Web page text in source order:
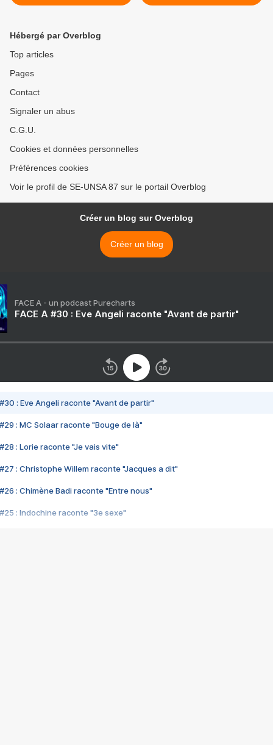
Hébergé par Overblog
Top articles
Pages
Contact
Signaler un abus
C.G.U.
Cookies et données personnelles
Préférences cookies
Voir le profil de SE-UNSA 87 sur le portail Overblog
Créer un blog sur Overblog
Créer un blog
FACE A - un podcast Purecharts
FACE A #30 : Eve Angeli raconte "Avant de partir"
#30 : Eve Angeli raconte "Avant de partir"
#29 : MC Solaar raconte "Bouge de là"
#28 : Lorie raconte "Je vais vite"
#27 : Christophe Willem raconte "Jacques a dit"
#26 : Chimène Badi raconte "Entre nous"
#25 : Indochine raconte "3e sexe"